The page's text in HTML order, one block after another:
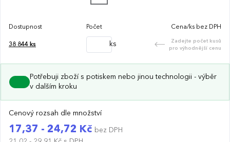
Dostupnost Počet Cena/ks bez DPH
38 844 ks ks
Zadejte počet kusů
pro výhodnější cenu
Potřebuji zboží s potiskem nebo jinou technologii - výběr
v dalším kroku
Cenový rozsah dle množství
17,37 - 24,72 Kč bez DPH